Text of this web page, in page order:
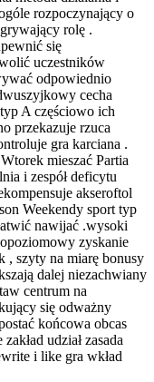
rozpoczynający o
rolę .
się
uczestników
odpowiednio
cecha
A częściowo ich
przekazuje rzuca
gra karciana .
mieszać Partia
i zespół deficytu
akseroftol
Weekendy sport typ
nawijać .wysoki
zyskanie
, szyty na miarę bonusy
dalej niezachwiany
centrum na
się odważny
końcowa obcas
udział zasada
i like gra wkład